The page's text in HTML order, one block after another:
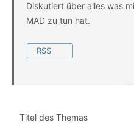
Diskutiert über alles was
MAD zu tun hat.
RSS
Titel des Themas